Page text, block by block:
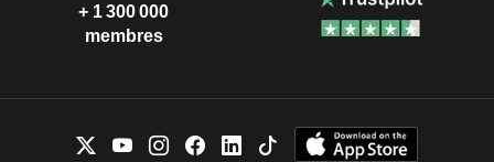
+ 1 300 000
membres